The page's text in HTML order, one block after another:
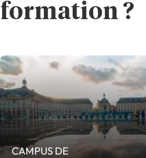
formation ?
CAMPUS DE